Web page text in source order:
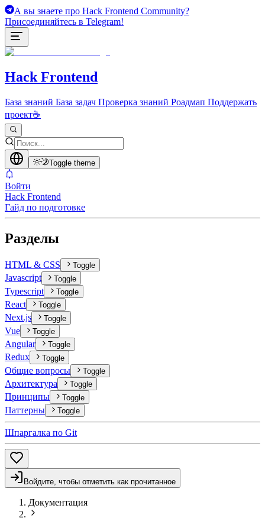
А вы знаете про Hack Frontend Community?
Присоединяйтесь в Telegram!
Hack Frontend
База знаний База задач Проверка знаний Роадмап Поддержать
проект☕
Toggle theme
Войти
Hack Frontend
Гайд по подготовке
Разделы
HTML & CSS Toggle
Javascript Toggle
Typescript Toggle
React Toggle
Next.js Toggle
Vue Toggle
Angular Toggle
Redux Toggle
Общие вопросы Toggle
Архитектура Toggle
Принципы Toggle
Паттерны Toggle
Шпаргалка по Git
Войдите, чтобы отметить как прочитанное
Документация